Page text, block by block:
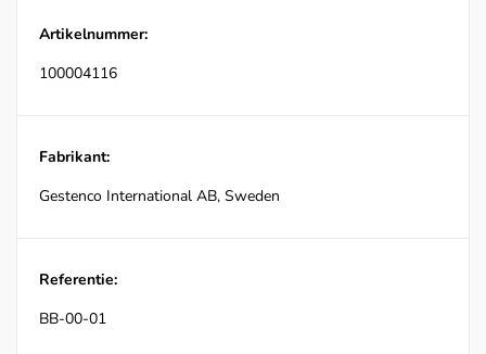
Artikelnummer:
100004116
Fabrikant:
Gestenco International AB, Sweden
Referentie:
BB-00-01